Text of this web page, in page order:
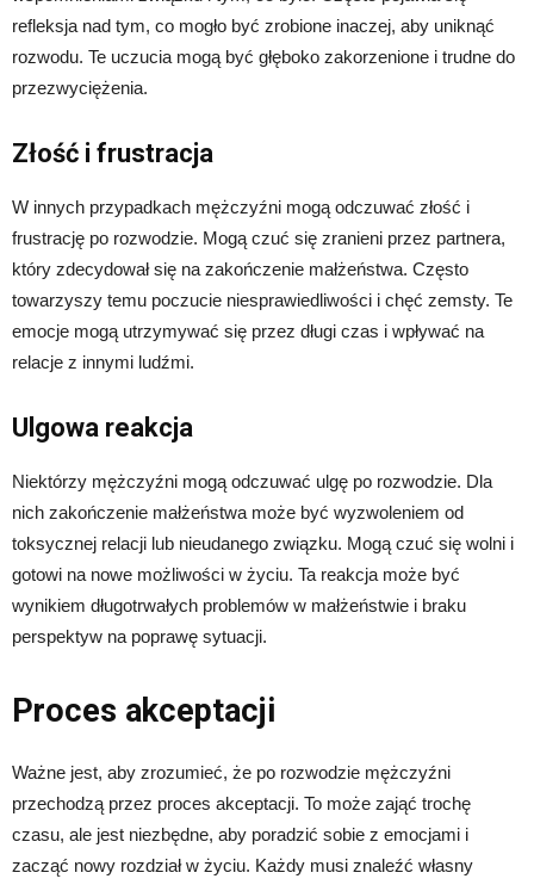
refleksja nad tym, co mogło być zrobione inaczej, aby uniknąć
rozwodu. Te uczucia mogą być głęboko zakorzenione i trudne do
przezwyciężenia.
Złość i frustracja
W innych przypadkach mężczyźni mogą odczuwać złość i
frustrację po rozwodzie. Mogą czuć się zranieni przez partnera,
który zdecydował się na zakończenie małżeństwa. Często
towarzyszy temu poczucie niesprawiedliwości i chęć zemsty. Te
emocje mogą utrzymywać się przez długi czas i wpływać na
relacje z innymi ludźmi.
Ulgowa reakcja
Niektórzy mężczyźni mogą odczuwać ulgę po rozwodzie. Dla
nich zakończenie małżeństwa może być wyzwoleniem od
toksycznej relacji lub nieudanego związku. Mogą czuć się wolni i
gotowi na nowe możliwości w życiu. Ta reakcja może być
wynikiem długotrwałych problemów w małżeństwie i braku
perspektyw na poprawę sytuacji.
Proces akceptacji
Ważne jest, aby zrozumieć, że po rozwodzie mężczyźni
przechodzą przez proces akceptacji. To może zająć trochę
czasu, ale jest niezbędne, aby poradzić sobie z emocjami i
zacząć nowy rozdział w życiu. Każdy musi znaleźć własny